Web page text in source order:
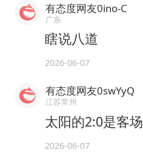
有态度网友0ino-C
广东
瞎说八道
2026-06-07
有态度网友0swYyQ
江苏常州
太阳的2:0是客
2026-06-07